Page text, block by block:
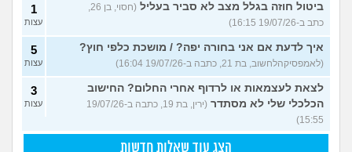
ביטול חוזה בגלל מצב לא סביר בעליל
(חסוי, בן 26,
כתב ב-19/07/26 16:15)
1
עצות
איך לדעת אם אני בחורה יפה? / מושכת כלפי חוץ?
(לאמפסיקהלחשוב, בת 21, כתבה ב-19/07/26 16:04)
5
עצות
לצאת לעצמאות או לרדוף אחרי החלום? החישוב
הכלכלי שלי לא מסתדר
(ירין, בת 19, כתבה ב-19/07/26
15:55)
3
עצות
הצג עוד שאלות חדשות